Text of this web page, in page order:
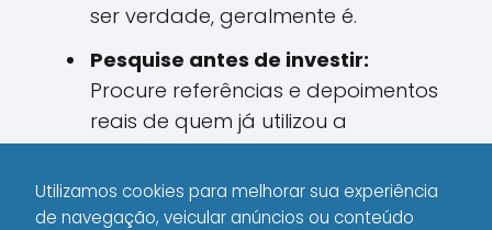
ser verdade, geralmente é.
Pesquise antes de investir:
Procure referências e depoimentos
reais de quem já utilizou a
estratégia ou o serviço.
A internet é uma fonte rica de
informações, mas nem tudo o que
Utilizamos cookies para melhorar sua experiência
de navegação, veicular anúncios ou conteúdo